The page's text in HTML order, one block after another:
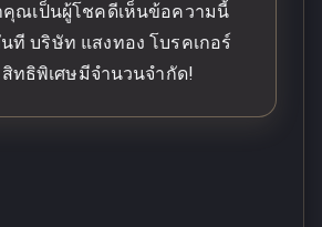
คุณเป็นผู้โชคดีเห็นข้อความนี้
ที บริษัท แสงทอง โบรคเกอร์
ทธิพิเศษมีจำนวนจำกัด!